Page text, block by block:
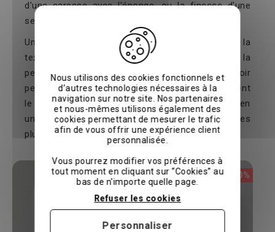
d'une caresse avec l'éponge, ou la finesse d'une
seconde peau avec le nid d'abeille.
Une fois que vous avez arrêté votre choix sur la
texture, rien n'interdit d'aller plus loin dans la
personnalisation de votre confort. Un
peignoir
personnalisépar une broderie délicate est souvent
le détail qui transforme une simple sortie de bain en
une pièce unique, à l'image de ce que proposent les
plus beaux établissements.
-20% -20%
Nous utilisons des cookies fonctionnels et
d’autres technologies nécessaires à la
navigation sur notre site. Nos partenaires
et nous-mêmes utilisons également des
cookies permettant de mesurer le trafic
afin de vous offrir une expérience client
personnalisée.
Vous pourrez modifier vos préférences à
tout moment en cliquant sur “Cookies” au
bas de n'importe quelle page.
Refuser les cookies
Personnaliser